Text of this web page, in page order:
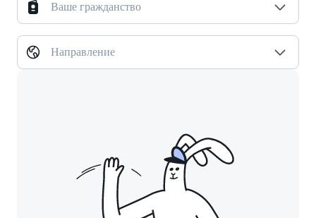
Ваше гражданство
Направление